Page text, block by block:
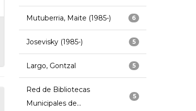
6
Mutuberria, Maite (1985-)
5
Josevisky (1985-)
5
Largo, Gontzal
5
Red de Bibliotecas
Municipales de...